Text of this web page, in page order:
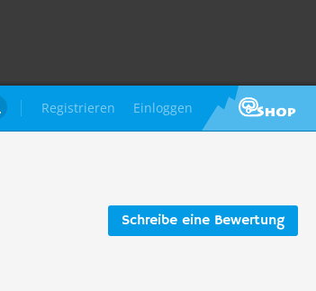
Registrieren Einloggen
Schreibe eine Bewertung